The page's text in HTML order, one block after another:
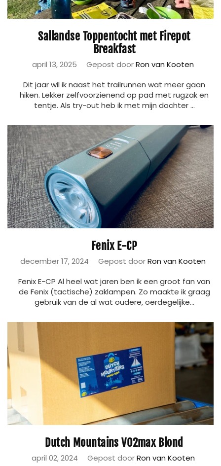
Sallandse Toppentocht met Firepot
Breakfast
april 13, 2025 Gepost doorRon van Kooten
Dit jaar wil ik naast het trailrunnen wat meer gaan
hiken. Lekker zelfvoorzienend op pad met rugzak en
tentje. Als try-out heb ik met mijn dochter ...
Fenix E-CP
december 17, 2024 Gepost doorRon van Kooten
Fenix E-CP Al heel wat jaren ben ik een groot fan van
de Fenix (tactische) zaklampen. Zo maakte ik graag
gebruik van de al wat oudere, oerdegelijke...
Dutch Mountains VO2max Blond
april 02, 2024 Gepost doorRon van Kooten